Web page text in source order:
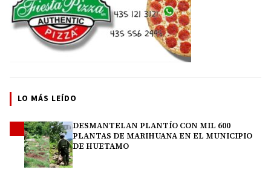
LO MÁS LEÍDO
DESMANTELAN PLANTÍO CON MIL 600
PLANTAS DE MARIHUANA EN EL MUNICIPIO
DE HUETAMO